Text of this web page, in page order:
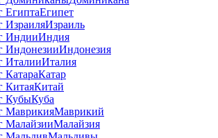
Египет
Израиль
Индия
Индонезия
Италия
Катар
Китай
Куба
Маврикий
Малайзия